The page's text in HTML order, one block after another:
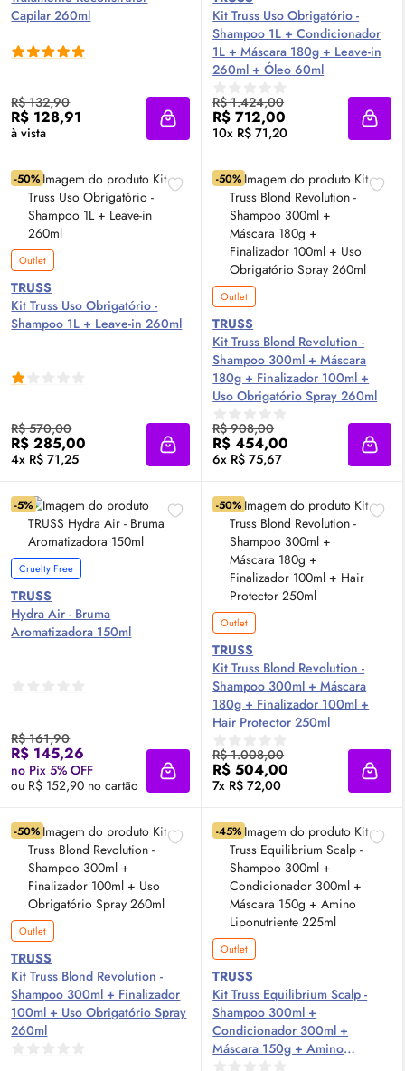
Capilar 260ml
R$ 132,90
R$ 128,91
à vista Adicionar à sacola
Kit Truss Uso Obrigatório -
Shampoo 1L + Condicionador
1L + Máscara 180g + Leave-in
260ml + Óleo 60ml
R$ 1.424,00
R$ 712,00
10x R$ 71,20
-50%
Outlet
TRUSS
Kit Truss Uso Obrigatório -
Shampoo 1L + Leave-in 260ml
R$ 570,00
R$ 285,00
4x R$ 71,25 Adicionar à sacola
-50%
Outlet
TRUSS
Kit Truss Blond Revolution -
Shampoo 300ml + Máscara
180g + Finalizador 100ml +
Uso Obrigatório Spray 260ml
R$ 908,00
R$ 454,00
6x R$ 75,67
-5%
Cruelty Free
TRUSS
Hydra Air - Bruma
Aromatizadora 150ml
R$ 161,90
R$ 145,26
no Pix 5% OFF
ou R$ 152,90 no cartão
Adicionar à sacola
-50%
Outlet
TRUSS
Kit Truss Blond Revolution -
Shampoo 300ml + Máscara
180g + Finalizador 100ml +
Hair Protector 250ml
R$ 1.008,00
R$ 504,00
7x R$ 72,00
-50%
Outlet
TRUSS
Kit Truss Blond Revolution -
Shampoo 300ml + Finalizador
100ml + Uso Obrigatório Spray
260ml
-45%
Outlet
TRUSS
Kit Truss Equilibrium Scalp -
Shampoo 300ml +
Condicionador 300ml +
Máscara 150g + Amino